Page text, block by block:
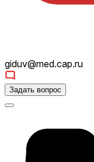
giduv@med.cap.ru
Задать вопрос